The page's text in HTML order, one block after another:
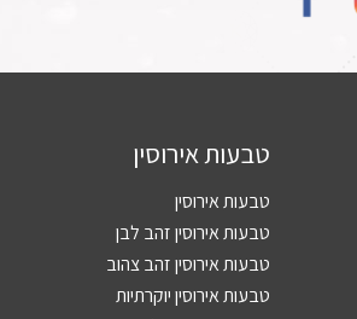
טבעות אירוסין
טבעות אירוסין
טבעות אירוסין זהב לבן
טבעות אירוסין זהב צהוב
טבעות אירוסין יוקרתיות